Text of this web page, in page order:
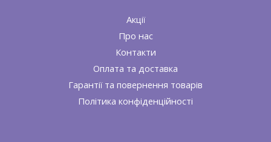
Акції
Про нас
Контакти
Оплата та доставка
Гарантії та повернення товарів
Політика конфіденційності